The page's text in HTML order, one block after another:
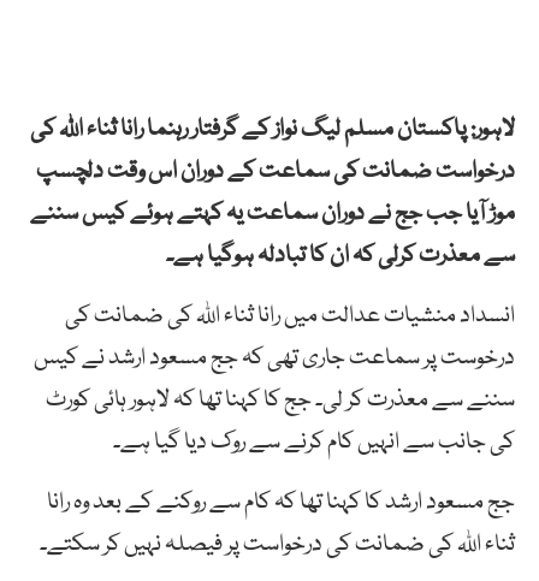
لاہور: پاکستان مسلم لیگ نواز کے گرفتار رہنما رانا ثناء اللہ کی
درخواست ضمانت کی سماعت کے دوران اس وقت دلچسپ
موڑ آیا جب جج نے دوران سماعت یہ کہتے ہوئے کیس سننے
سے معذرت کرلی کہ ان کا تبادلہ ہوگیا ہے۔
انسداد منشیات عدالت میں رانا ثناء اللہ کی ضمانت کی
درخوست پر سماعت جاری تھی کہ جج مسعود ارشد نے کیس
سننے سے معذرت کر لی۔ جج کا کہنا تھا کہ لاہور ہائی کورٹ
کی جانب سے انہیں کام کرنے سے روک دیا گیا ہے۔
جج مسعود ارشد کا کہنا تھا کہ کام سے روکنے کے بعد وہ رانا
ثناء اللہ کی ضمانت کی درخواست پر فیصلہ نہیں کر سکتے۔